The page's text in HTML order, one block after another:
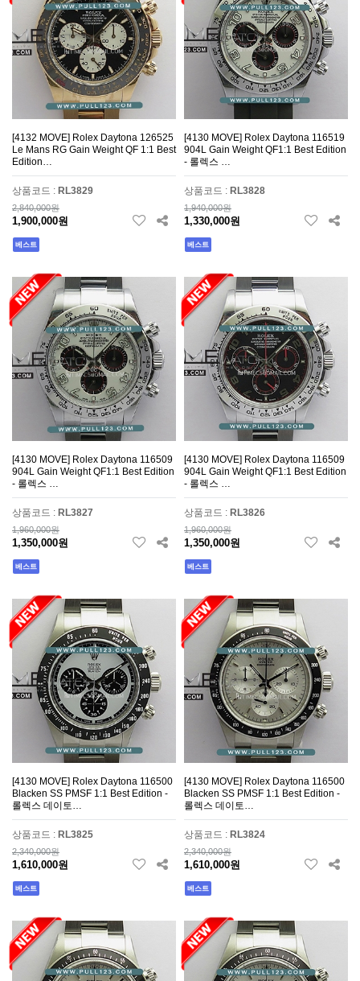
[4132 MOVE] Rolex Daytona 126525
Le Mans RG Gain Weight QF 1:1 Best
Edition…
상품코드 : RL3829
2,840,000원
1,900,000원
베스트
[4130 MOVE] Rolex Daytona 116519
904L Gain Weight QF1:1 Best Edition
- 롤렉스 …
상품코드 : RL3828
1,940,000원
1,330,000원
베스트
[4130 MOVE] Rolex Daytona 116509
904L Gain Weight QF1:1 Best Edition
- 롤렉스 …
상품코드 : RL3827
1,960,000원
1,350,000원
베스트
[4130 MOVE] Rolex Daytona 116509
904L Gain Weight QF1:1 Best Edition
- 롤렉스 …
상품코드 : RL3826
1,960,000원
1,350,000원
베스트
[4130 MOVE] Rolex Daytona 116500
Blacken SS PMSF 1:1 Best Edition -
롤렉스 데이토…
상품코드 : RL3825
2,340,000원
1,610,000원
베스트
[4130 MOVE] Rolex Daytona 116500
Blacken SS PMSF 1:1 Best Edition -
롤렉스 데이토…
상품코드 : RL3824
2,340,000원
1,610,000원
베스트